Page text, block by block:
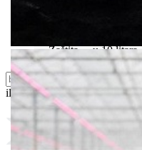
Zaštita ... u 10 litara
ili probajte naprednu: pretragu